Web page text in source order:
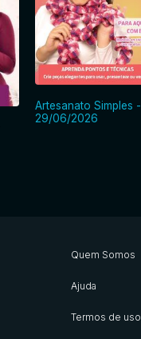
Artesanato Simples -
29/06/2026
Quem Somos
Ajuda
Termos de uso